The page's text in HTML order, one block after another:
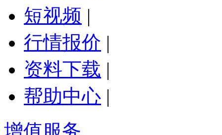
短视频 |
行情报价 |
资料下载 |
帮助中心 |